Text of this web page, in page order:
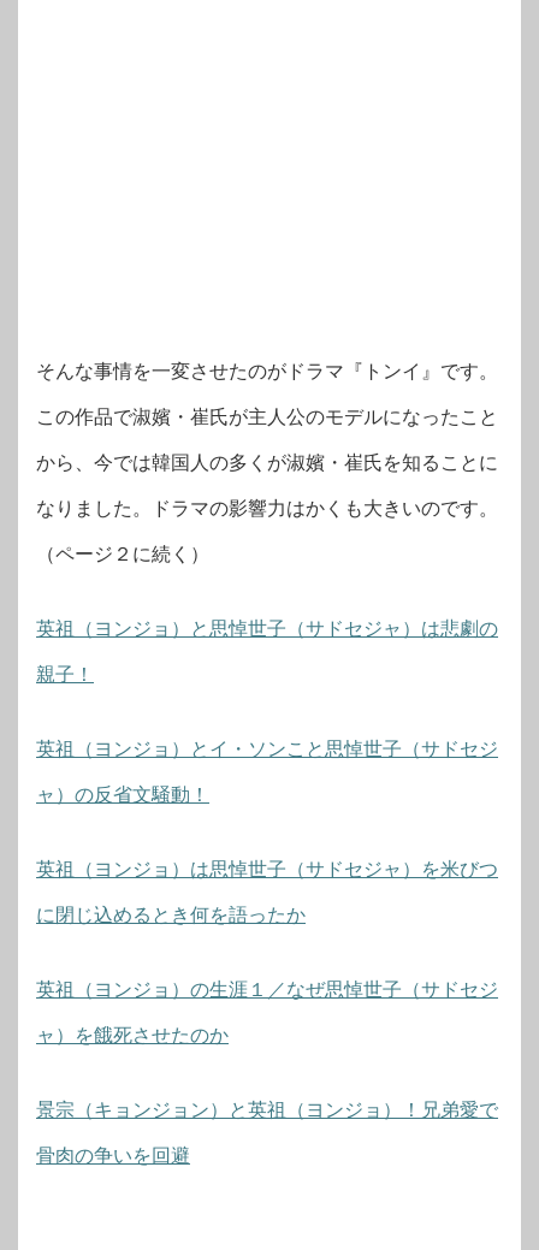
そんな事情を一変させたのがドラマ『トンイ』です。
この作品で淑嬪・崔氏が主人公のモデルになったこと
から、今では韓国人の多くが淑嬪・崔氏を知ることに
なりました。ドラマの影響力はかくも大きいのです。
（ページ２に続く）
英祖（ヨンジョ）と思悼世子（サドセジャ）は悲劇の
親子！
英祖（ヨンジョ）とイ・ソンこと思悼世子（サドセジ
ャ）の反省文騒動！
英祖（ヨンジョ）は思悼世子（サドセジャ）を米びつ
に閉じ込めるとき何を語ったか
英祖（ヨンジョ）の生涯１／なぜ思悼世子（サドセジ
ャ）を餓死させたのか
景宗（キョンジョン）と英祖（ヨンジョ）！兄弟愛で
骨肉の争いを回避